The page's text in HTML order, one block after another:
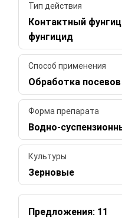
Тип действия
Контактный
фунгицид
Способ применения
Обработка посевов
Форма препарата
Водно-
Культуры
Зерновые
Предложения: 11